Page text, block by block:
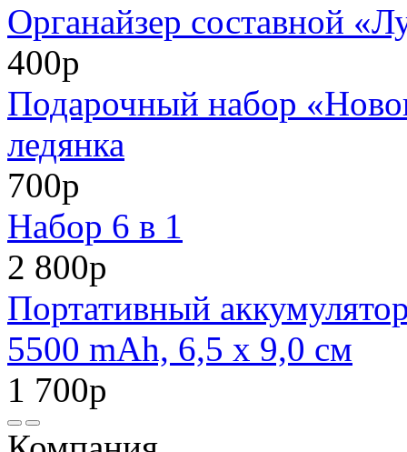
Органайзер составной
400р
Подарочный набор
ледянка
700р
Набор 6 в 1
2 800р
Портативный
5500 mAh, 6,5 х 9,0 см
1 700р